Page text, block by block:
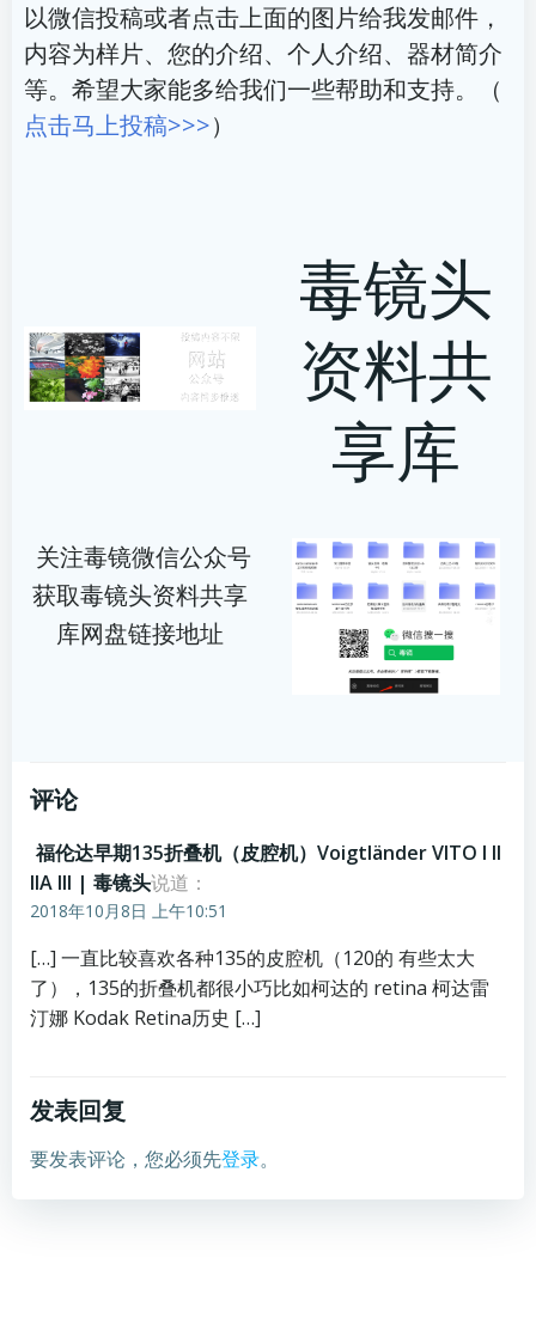
以微信投稿或者点击上面的图片给我发邮件，
内容为样片、您的介绍、个人介绍、器材简介
等。希望大家能多给我们一些帮助和支持。（
点击马上投稿>>>）
毒镜头
资料共
享库
关注毒镜微信公众号
获取毒镜头资料共享
库网盘链接地址
评论
福伦达早期135折叠机（皮腔机）Voigtländer VITO I II
IIA III | 毒镜头说道：
2018年10月8日 上午10:51
[…] 一直比较喜欢各种135的皮腔机（120的 有些太大
了），135的折叠机都很小巧比如柯达的 retina 柯达雷
汀娜 Kodak Retina历史 […]
发表回复
要发表评论，您必须先登录。